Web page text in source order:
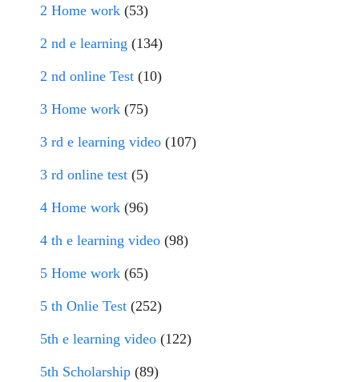
2 Home work (53)
2 nd e learning (134)
2 nd online Test (10)
3 Home work (75)
3 rd e learning video (107)
3 rd online test (5)
4 Home work (96)
4 th e learning video (98)
5 Home work (65)
5 th Onlie Test (252)
5th e learning video (122)
5th Scholarship (89)